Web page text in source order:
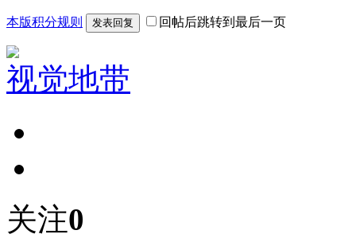
本版积分规则 发表回复 回帖后跳转到最后一页
视觉地带
关注0